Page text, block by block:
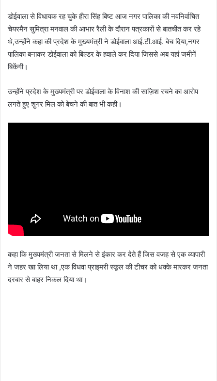
डोईवाला से विधायक रह चुके हीरा सिंह बिष्ट आज नगर पालिका की नवनिर्वाचित
चेयरमैन सुमित्रा मनवाल की आभार रैली के दौरान पत्रकारों से बातचीत कर रहे
थे,उन्होंने कहा की प्रदेश के मुख्यमंत्री ने डोईवाला आई.टी.आई. बेच दिया,नगर
पालिका बनाकर डोईवाला को बिल्डर के हवाले कर दिया जिससे अब यहां जमीनें
बिकेंगी।
उन्होंने प्रदेश के मुख्यमंत्री पर डोईवाला के विनाश की साज़िश रचने का आरोप
लगते हुए शुगर मिल को बेचने की बात भी कही।
कहा कि मुख्यमंत्री जनता से मिलने से इंकार कर देते हैं जिस वजह से एक व्यापारी
ने जहर खा लिया था ,एक विधवा प्राइमरी स्कूल की टीचर को धक्के मारकर जनता
दरबार से बाहर निकल दिया था।